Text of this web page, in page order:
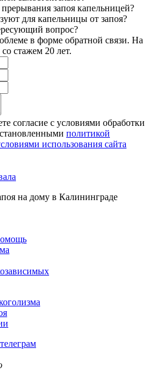
запоя капельницей?
для капельницы от запоя?
вопрос?
в форме обратной связи. На
стажем 20 лет.
согласие с условиями обработки
политикой
использования сайта
на дому в Калининграде